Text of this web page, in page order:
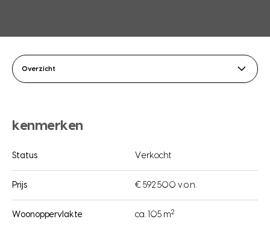
Overzicht
kenmerken
Status Verkocht
Prijs € 592.500 v.o.n.
Woonoppervlakte ca. 105 m2